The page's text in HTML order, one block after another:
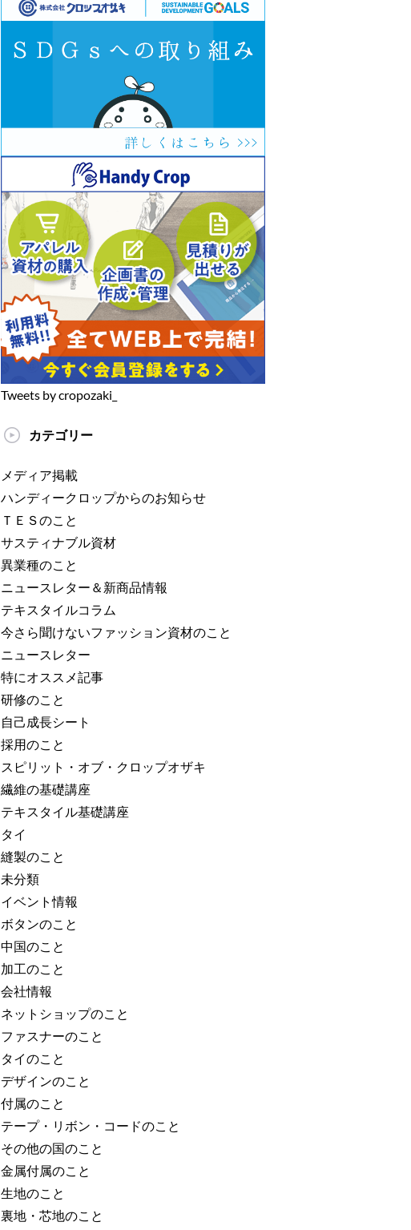
Tweets by cropozaki_
カテゴリー
メディア掲載
ハンディークロップからのお知らせ
ＴＥＳのこと
サスティナブル資材
異業種のこと
ニュースレター＆新商品情報
テキスタイルコラム
今さら聞けないファッション資材のこと
ニュースレター
特にオススメ記事
研修のこと
自己成長シート
採用のこと
スピリット・オブ・クロップオザキ
繊維の基礎講座
テキスタイル基礎講座
タイ
縫製のこと
未分類
イベント情報
ボタンのこと
中国のこと
加工のこと
会社情報
ネットショップのこと
ファスナーのこと
タイのこと
デザインのこと
付属のこと
テープ・リボン・コードのこと
その他の国のこと
金属付属のこと
生地のこと
裏地・芯地のこと